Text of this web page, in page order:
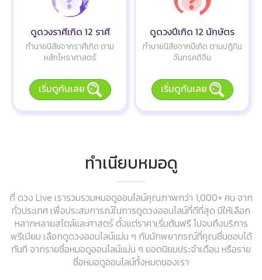
ดูดวงราศีเกิด 12 ราศี
ทำนายนิสัยจากราศีเกิด ตาม
หลักโหราศาสตร์
เริ่มดูกันเลย
ดูดวงปีเกิด 12 นักษัตร
ทำนายนิสัยจากปีเกิด ตามปฏิทิน
จันทรคติจีน
เริ่มดูกันเลย
ทำเนียบหมอดู
ที่ ดวง Live เรารวบรวมหมอดูออนไลน์คุณภาพกว่า 1,000+ คน จาก
ทั่วประเทศ เพื่อประสบการณ์ในการดูดวงออนไลน์ที่ดีที่สุด มีให้เลือก
หลากหลายสไตล์และศาสตร์ ตั้งแต่ราคาเริ่มต้นฟรี ไปจนถึงบริการ
พรีเมียม เลือกดูดวงออนไลน์แม่น ๆ กับนักพยากรณ์ที่คุณชื่นชอบได้
ทันที จากรายชื่อหมอดูออนไลน์แม่น ๆ ยอดนิยมประจำเดือน หรือราย
ชื่อหมอดูออนไลน์ทั้งหมดของเรา